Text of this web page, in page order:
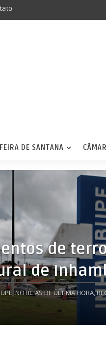
FEIRA DE SANTANA
de
de
NOTÍCIAS DE ÚLTIMA HORA,